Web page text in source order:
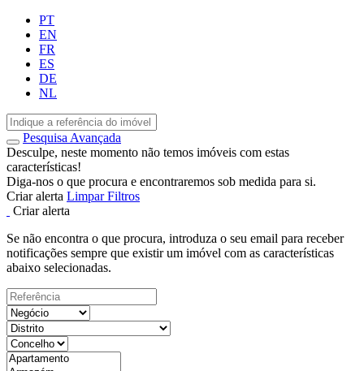
PT
EN
FR
ES
DE
NL
Pesquisa Avançada
Desculpe, neste momento não temos imóveis com estas
características!
Diga-nos o que procura e encontraremos sob medida para si.
Criar alerta Limpar Filtros
Criar alerta
Se não encontra o que procura, introduza o seu email para receber
notificações sempre que existir um imóvel com as características
abaixo selecionadas.